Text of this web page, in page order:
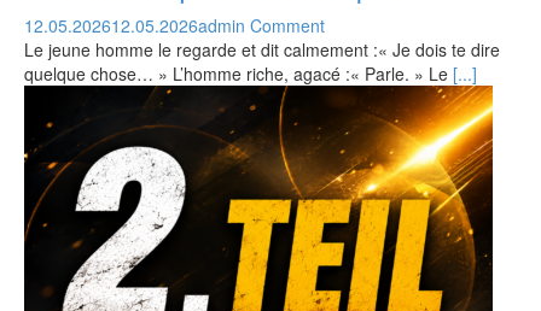
12.05.202612.05.2026admin Comment
Le jeune homme le regarde et dit calmement :« Je dois te dire
quelque chose… » L’homme riche, agacé :« Parle. » Le [...]